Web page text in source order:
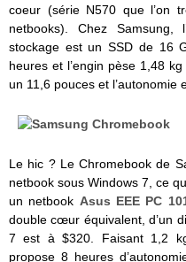
coeur (série N570 que l’on
netbooks). Chez
stockage est un SSD de 16
heures et l’engin pèse 1,48 kg
un 11,6 pouces et l’autonomie
Le hic ? Le Chromebook de
netbook sous Windows 7, ce
un netbook Asus EEE PC
double cœur équivalent, d’un
7 est à $320. Faisant 1,2
propose 8 heures